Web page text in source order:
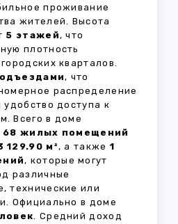
проживание
жителей. Высота
5 этажей, что
плотность
кварталов.
, что
распределение
доступа к
Всего в доме
68 жилых помещений
129.90 м², а также 1
, которые могут
различные
технические или
Официально в доме
. Средний доход